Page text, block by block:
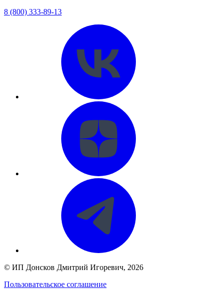
8 (800) 333-89-13
© ИП Донсков Дмитрий Игоревич, 2026
Пользовательское соглашение